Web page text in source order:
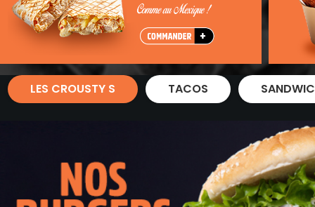
Zones de Livraison
LES CROUSTY S TACOS